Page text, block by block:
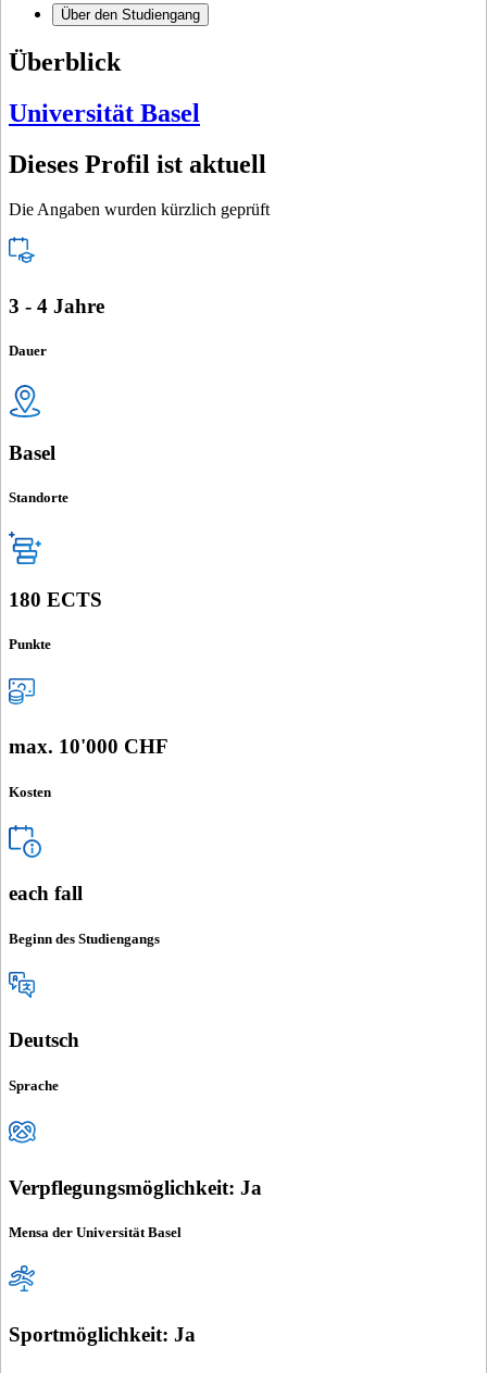
Über den Studiengang
Überblick
Universität Basel
Dieses Profil ist aktuell
Die Angaben wurden kürzlich geprüft
3 - 4 Jahre
Dauer
Basel
Standorte
180 ECTS
Punkte
max. 10'000 CHF
Kosten
each fall
Beginn des Studiengangs
Deutsch
Sprache
Verpflegungsmöglichkeit: Ja
Mensa der Universität Basel
Sportmöglichkeit: Ja